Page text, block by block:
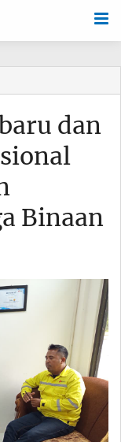
dan
Binaan